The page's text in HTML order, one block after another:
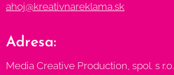
ahoj@kreativnareklama.sk
Adresa:
Media Creative Production, spol. s r.o.